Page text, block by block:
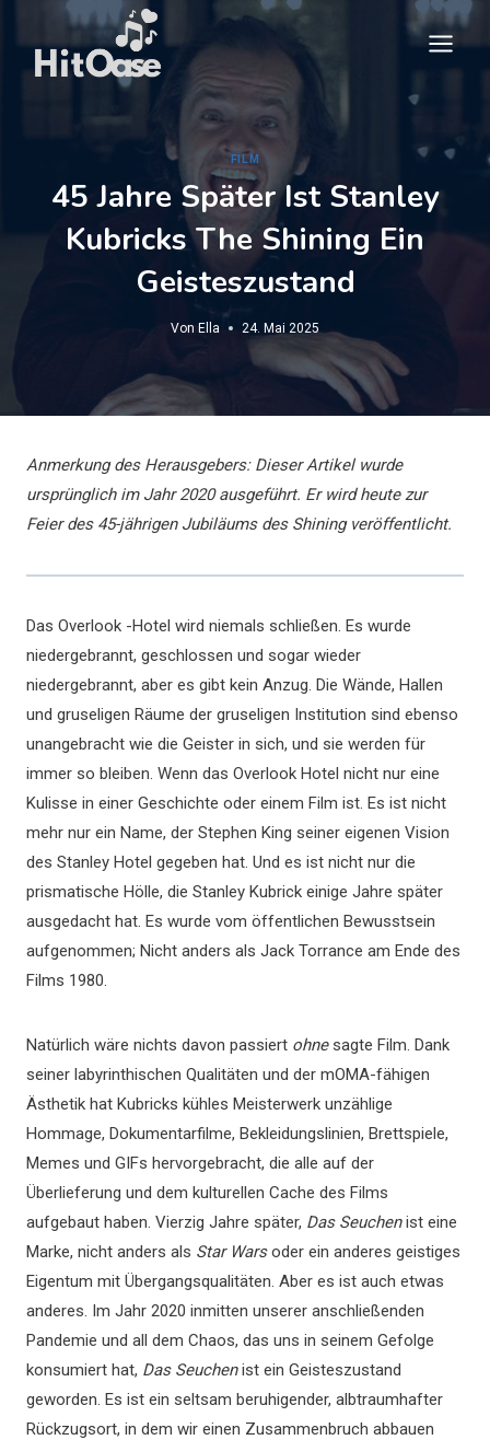
Inhalt
springen
FILM
45 Jahre Später Ist Stanley
Kubricks The Shining Ein
Geisteszustand
Von Ella 24. Mai 2025
Anmerkung des Herausgebers: Dieser Artikel wurde
ursprünglich im Jahr 2020 ausgeführt. Er wird heute zur
Feier des 45-jährigen Jubiläums des Shining veröffentlicht.
Das Overlook -Hotel wird niemals schließen. Es wurde
niedergebrannt, geschlossen und sogar wieder
niedergebrannt, aber es gibt kein Anzug. Die Wände, Hallen
und gruseligen Räume der gruseligen Institution sind ebenso
unangebracht wie die Geister in sich, und sie werden für
immer so bleiben. Wenn das Overlook Hotel nicht nur eine
Kulisse in einer Geschichte oder einem Film ist. Es ist nicht
mehr nur ein Name, der Stephen King seiner eigenen Vision
des Stanley Hotel gegeben hat. Und es ist nicht nur die
prismatische Hölle, die Stanley Kubrick einige Jahre später
ausgedacht hat. Es wurde vom öffentlichen Bewusstsein
aufgenommen; Nicht anders als Jack Torrance am Ende des
Films 1980.
Natürlich wäre nichts davon passiert ohnesagte Film. Dank
seiner labyrinthischen Qualitäten und der mOMA-fähigen
Ästhetik hat Kubricks kühles Meisterwerk unzählige
Hommage, Dokumentarfilme, Bekleidungslinien, Brettspiele,
Memes und GIFs hervorgebracht, die alle auf der
Überlieferung und dem kulturellen Cache des Films
aufgebaut haben. Vierzig Jahre später, Das Seuchenist eine
Marke, nicht anders als Star Warsoder ein anderes geistiges
Eigentum mit Übergangsqualitäten. Aber es ist auch etwas
anderes. Im Jahr 2020 inmitten unserer anschließenden
Pandemie und all dem Chaos, das uns in seinem Gefolge
konsumiert hat, Das Seuchenist ein Geisteszustand
geworden. Es ist ein seltsam beruhigender, albtraumhafter
Rückzugsort, in dem wir einen Zusammenbruch abbauen